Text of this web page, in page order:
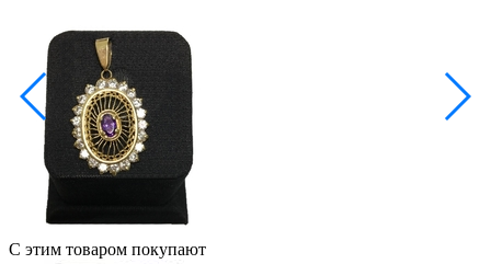
С этим товаром покупают